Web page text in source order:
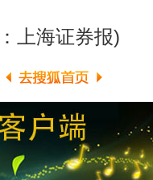
上海证券报)